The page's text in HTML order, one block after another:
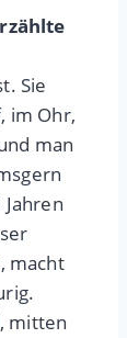
Sie
im Ohr,
man
macht
mitten